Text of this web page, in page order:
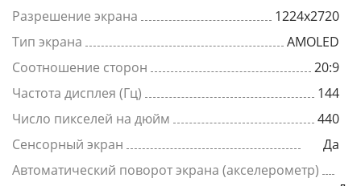
Разрешение экрана
1224x2720
Тип экрана
AMOLED
Соотношение сторон
20:9
Частота дисплея (Гц)
144
Число пикселей на дюйм
440
Сенсорный экран
Да
Автоматический поворот экрана (акселерометр)